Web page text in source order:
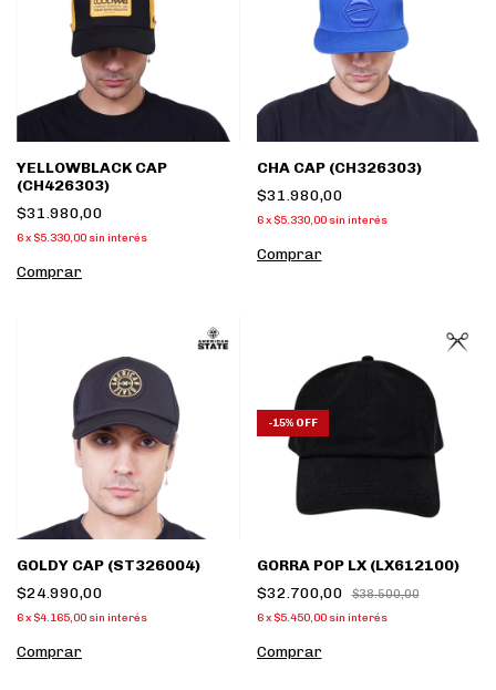
YELLOWBLACK CAP
(CH426303)
$31.980,00
6x $5.330,00 sin interés
Comprar
CHA CAP (CH326303)
$31.980,00
6 x $5.330,00 sin interés
Comprar
GOLDY CAP (ST326004)
$24.990,00
6x $4.165,00 sin interés
Comprar
-15% OFF
GORRA POP LX (LX612100)
$32.700,00
$38.500,00
6 x $5.450,00 sin interés
Comprar